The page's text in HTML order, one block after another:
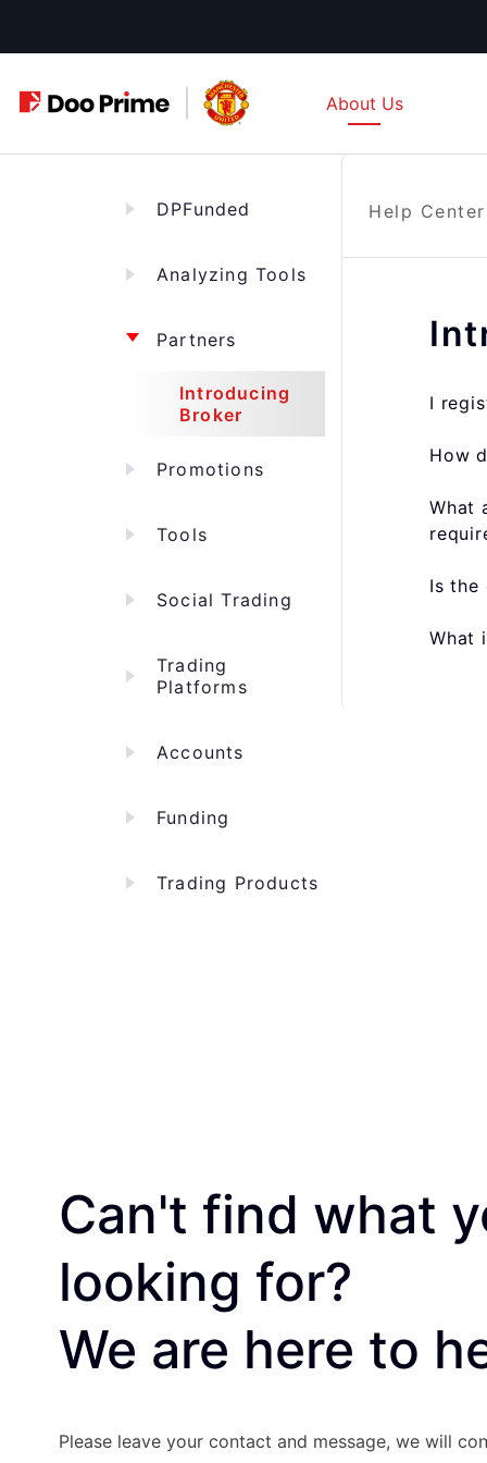
to
About Us
DPFunded
Analyzing Tools
Partners
Introducing
Broker
Promotions
Tools
Social Trading
Trading
Platforms
Accounts
Funding
Trading Products
Help Center
I
How
What
Is the
What
Can't find what
looking for?
We are here to
Please leave your contact and message, we will